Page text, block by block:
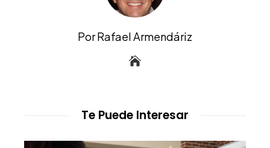
Por Rafael Armendáriz
Te Puede Interesar